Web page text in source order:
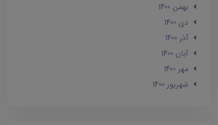
بهمن 1400
دی 1400
آذر 1400
آبان 1400
مهر 1400
شهریور 1400